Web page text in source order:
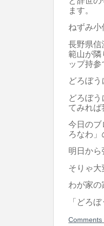
ます。
ねずみ小
長野県
範山が
ップ持参
どろぼう
どろぼ
てみれ
今日のブ
ろなわ」
明日か
そりゃ
わが家の
「どろ
Comments